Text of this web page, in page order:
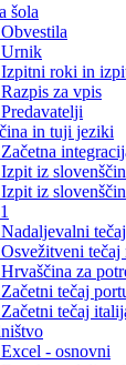
šola
roki in
za vpis
in tuji jeziki
iz
iz
tečaj
za
tečaj
tečaj
- osnovni